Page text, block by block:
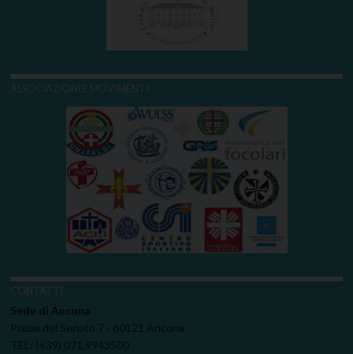
ASSOCIAZIONI E MOVIMENTI
CONTATTI
Sede di Ancona
Piazza del Senato 7 - 60121 Ancona
TEL: (+39) 071.9943500